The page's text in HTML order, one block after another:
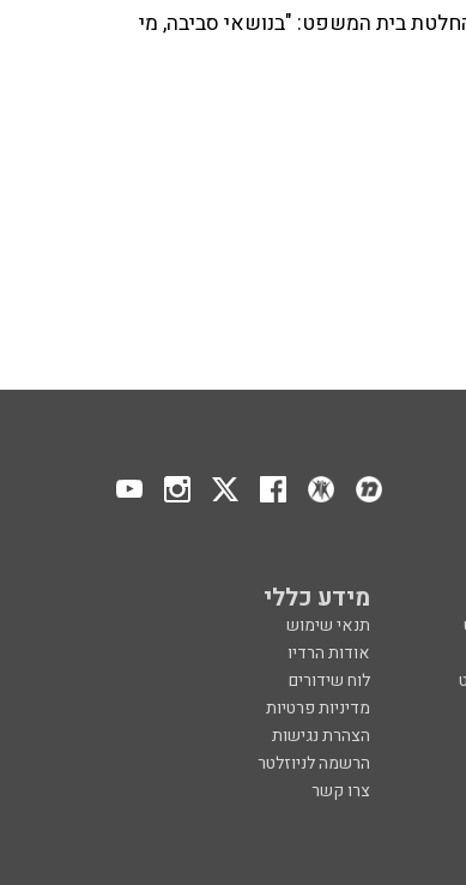
בית המשפט: "בנושאי סביבה, מי
מידע כללי
תנאי שימוש
אודות הרדיו
לוח שידורים
מדיניות פרטיות
הצהרת נגישות
הרשמה לניוזלטר
צרו קשר